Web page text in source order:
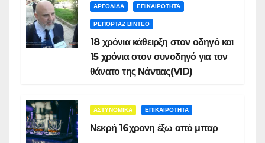
ΑΡΓΟΛΙΔΑ ΕΠΙΚΑΙΡΟΤΗΤΑ
ΡΕΠΟΡΤΑΖ ΒΙΝΤΕΟ
18 χρόνια κάθειρξη στον οδηγό και
15 χρόνια στον συνοδηγό για τον
θάνατο της Νάντιας(VID)
ΑΣΤΥΝΟΜΙΚΑ ΕΠΙΚΑΙΡΟΤΗΤΑ
Νεκρή 16χρονη έξω από μπαρ